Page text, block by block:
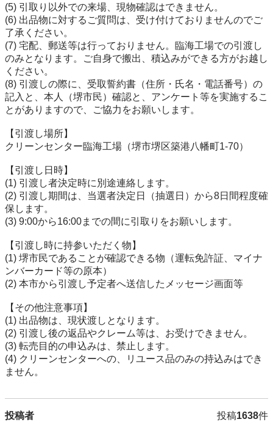
(5) 引取り以外での来場、現物確認はできません。
(6) 出品物に対するご質問は、受け付けておりませんのでご
了承ください。
(7) 宅配、郵送等は行っておりません。臨海工場での引渡し
のみとなります。ご自身で搬出、積込みができる方がお越し
ください。
(8) 引渡しの際に、受取誓約書（住所・氏名・電話番号）の
記入と、本人（堺市民）確認と、アンケート等を実施するこ
とがありますので、ご協力をお願いします。
【引渡し場所】
クリーンセンター臨海工場（堺市堺区築港八幡町1-70）
【引渡し日時】
(1) 引渡し者決定時に別途連絡します。
(2) 引渡し期間は、当選者決定日（抽選日）から8日間程度確
保します。
(3) 9:00から16:00までの間に引取りをお願いします。
【引渡し時に持参いただく物】
(1) 堺市民であることが確認できる物（運転免許証、マイナ
ンバーカード等の原本）
(2) 本市から引渡し予定者へ送信したメッセージ画面等
【その他注意事項】
(1) 出品物は、現状渡しとなります。
(2) 引渡し後の返品やクレーム等は、お受けできません。
(3) 転売目的の申込みは、禁止します。
(4) クリーンセンターへの、リユース品のみの持込みはでき
ません。
投稿者 投稿1638件